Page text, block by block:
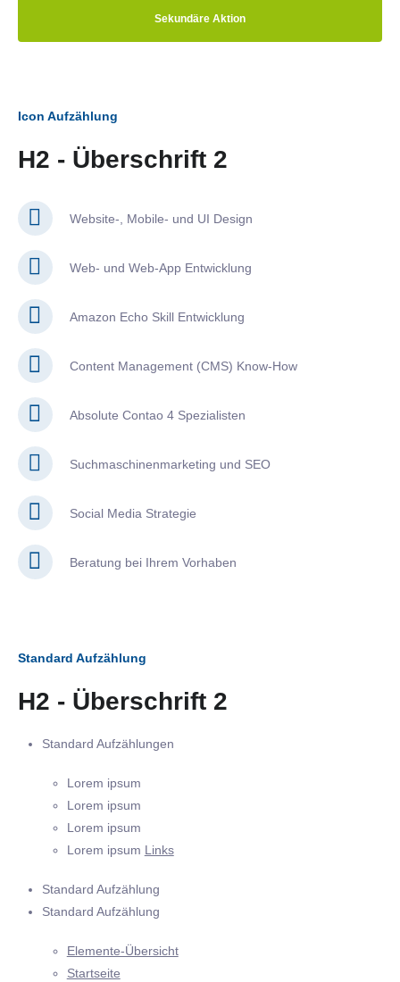
Sekundäre Aktion
Icon Aufzählung
H2 - Überschrift 2
Website-, Mobile- und UI Design
Web- und Web-App Entwicklung
Amazon Echo Skill Entwicklung
Content Management (CMS) Know-How
Absolute Contao 4 Spezialisten
Suchmaschinenmarketing und SEO
Social Media Strategie
Beratung bei Ihrem Vorhaben
Standard Aufzählung
H2 - Überschrift 2
Standard Aufzählungen
Lorem ipsum
Lorem ipsum
Lorem ipsum
Lorem ipsum Links
Standard Aufzählung
Standard Aufzählung
Elemente-Übersicht
Startseite